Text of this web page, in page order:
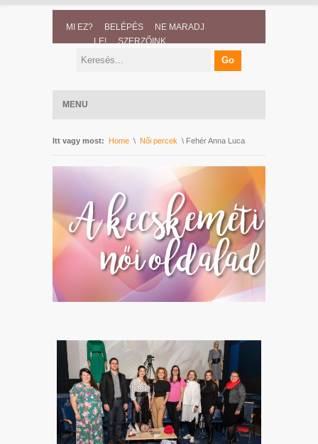
MI EZ? BELÉPÉS
NE MARADJ
LE!
SZERZŐINK
MENU
Itt vagy most: Home \ Női percek \ Fehér Anna Luca